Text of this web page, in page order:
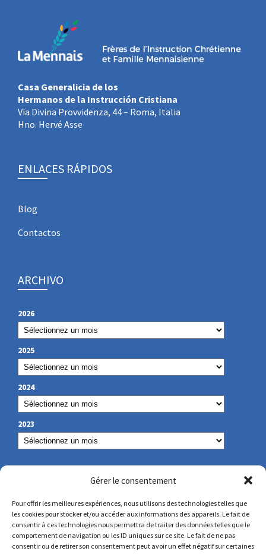
Gérer le consentement
Pour offrir les meilleures expériences, nous utilisons des technologies telles que
les cookies pour stocker et/ou accéder aux informations des appareils. Le fait de
consentir à ces technologies nous permettra de traiter des données telles que le
comportement de navigation ou les ID uniques sur ce site. Le fait de ne pas
consentir ou de retirer son consentement peut avoir un effet négatif sur certaines
Casa Generalicia de los
Hermanos de la Instrucción Cristiana
Via Divina Provvidenza, 44 – Roma, Italia
Hno. Hervé Asse
ENLACES RÁPIDOS
Blog
Contactos
ARCHIVO
2026
2025
2024
2023
NUESTROS DATOS DE CONTACTO
secretariat@lamennais.org
protectionenfance@lamennais.org